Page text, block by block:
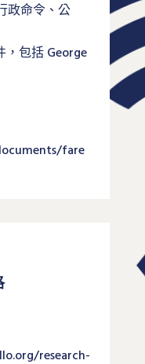
政命令、公
，包括 George
fare
research-